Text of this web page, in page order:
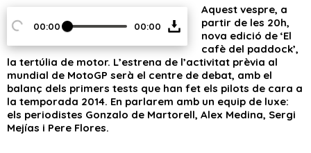
00:00 00:00
Aquest vespre, a
partir de les 20h,
nova edició de ‘El
cafè del paddock’,
la tertúlia de motor. L’estrena de l’activitat prèvia al
mundial de MotoGP serà el centre de debat, amb el
balanç dels primers tests que han fet els pilots de cara a
la temporada 2014. En parlarem amb un equip de luxe:
els periodistes Gonzalo de Martorell, Alex Medina, Sergi
Mejías i Pere Flores.